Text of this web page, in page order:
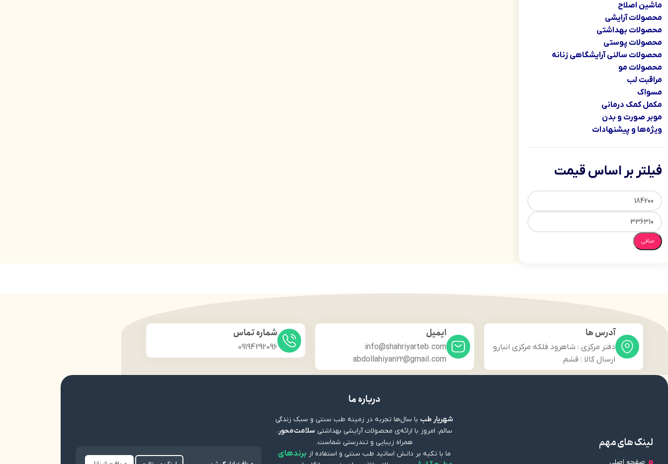
ماشین اصلاح
محصولات آرایشی
محصولات بهداشتی
محصولات پوستی
محصولات سالنی آرایشگاهی زنانه
محصولات مو
مراقبت لب
مسواک
مکمل کمک درمانی
موبر صورت و بدن
ویژه‌ها و پیشنهادات
فیلتر بر اساس قیمت
صافی
آدرس ها
دفتر مرکزی : شاهرود فلکه مرکزی انبارو
ارسال کالا : قشم
ایمیل
info@shahriyarteb.com
abdollahiyan22@gmail.com
شماره تماس
09194292096
لینک های مهم
درباره ما
شهریار طب با سال‌ها تجربه در زمینه طب سنتی و سبک زندگی
سالم، امروز با ارائه‌ی محصولات آرایشی بهداشتی سلامت‌محور،
همراه زیبایی و تندرستی شماست.
ما با تکیه بر دانش اساتید طب سنتی و استفاده از برندهای